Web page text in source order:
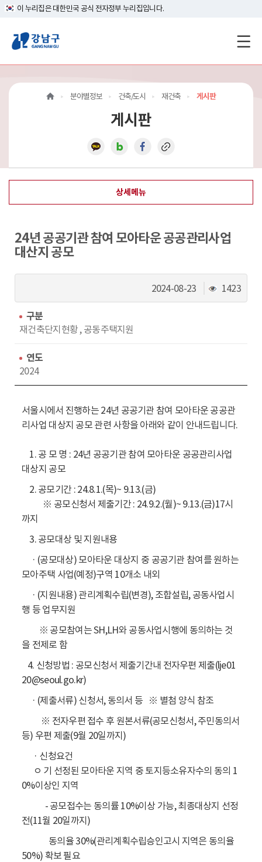
이 누리집은 대한민국 공식 전자정부 누리집입니다.
강
남
구
지
메
인
이
동
분야별정보 건축/도시 재건축 게시판
게시판
상세메뉴
24년 공공기관 참여 모아타운 공공관리사업
대산지 공모
2024-08-23
조
회
1423
구분
재건축단지현황 , 공동주택지원
연도
2024
서울시에서 진행하는 24년 공공기관 참여 모아타운 공공관
리사업 대상지 공모 관련 사항을 아래와 같이 안내드립니다.
1. 공 모 명 : 24년 공공기관 참여 모아타운 공공관리사업
대상지 공모
2. 공모기간 : 24.8.1.(목)~ 9.13.(금)
※ 공모신청서 제출기간 : 24.9.2.(월)~ 9.13.(금)17시
까지
3. 공모대상 및 지원내용
· (공모대상) 모아타운 대상지 중 공공기관 참여를 원하는
모아주택 사업(예정)구역 10개소 내외
· (지원내용) 관리계획수립(변경), 조합설립, 공동사업시
행 등 업무지원
※ 공모참여는 SH,LH와 공동사업시행에 동의하는 것
을 전제로 함
4. 신청방법 : 공모신청서 제출기간내 전자우편 제출(lje01
20@seoul.go.kr)
· (제출서류) 신청서, 동의서 등 ※ 별첨 양식 참조
※ 전자우편 접수 후 원본서류(공모신청서, 주민동의서
등) 우편 제출(9월 20일까지)
· 신청요건
ㅇ 기 선정된 모아타운 지역 중 토지등소유자수의 동의 1
0%이상인 지역
- 공모접수는 동의률 10%이상 가능, 최종대상지 선정
전(11월 20일까지)
동의율 30%(관리계획수립승인고시 지역은 동의율
50%) 확보 필요